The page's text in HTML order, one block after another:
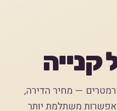
קנייה
— מחיר הדירה,
משתלמת יותר